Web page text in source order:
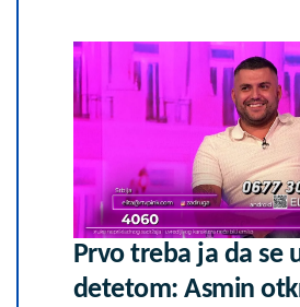
Prvo treba ja da se
detetom: Asmin